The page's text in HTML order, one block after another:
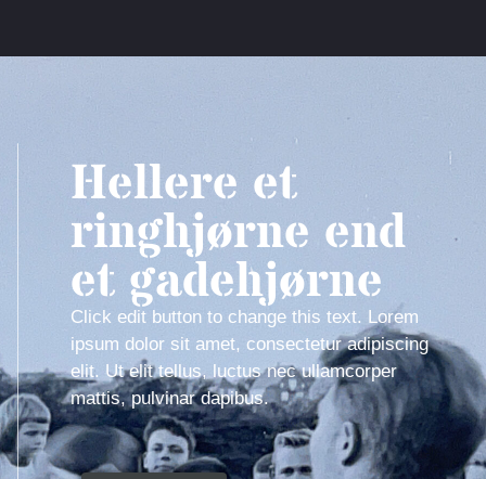
Hellere et
ringhjørne end
et gadehjørne
Click edit button to change this text. Lorem
ipsum dolor sit amet, consectetur adipiscing
elit. Ut elit tellus, luctus nec ullamcorper
mattis, pulvinar dapibus.